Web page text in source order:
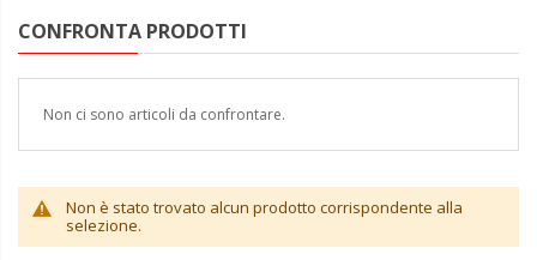
CONFRONTA PRODOTTI
Non ci sono articoli da confrontare.
Non è stato trovato alcun prodotto corrispondente alla
selezione.